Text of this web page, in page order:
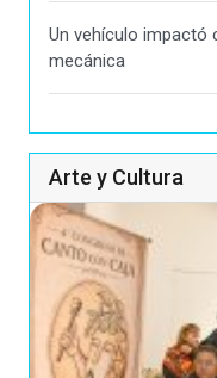
Un vehículo impactó
mecánica
Arte y Cultura